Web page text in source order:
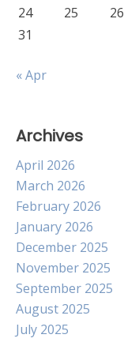
24
25 26
31
« Apr
Archives
April 2026
March 2026
February 2026
January 2026
December 2025
November 2025
September 2025
August 2025
July 2025